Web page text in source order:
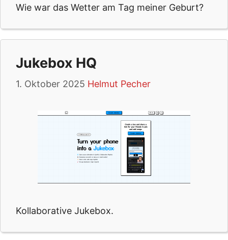
Wie war das Wetter am Tag meiner Geburt?
Jukebox HQ
1. Oktober 2025 Helmut Pecher
Kollaborative Jukebox.